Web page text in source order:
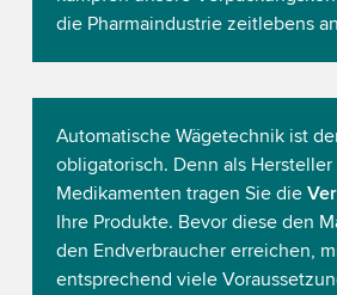
die Pharmaindustrie zeitlebens
Automatische Wägetechnik ist
obligatorisch. Denn als Hersteller
Medikamenten tragen Sie die
Ihre Produkte. Bevor diese den
den Endverbraucher erreichen,
entsprechend viele